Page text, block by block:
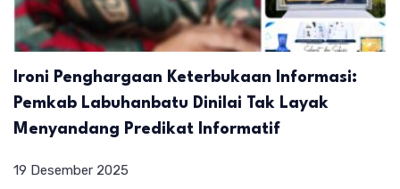
Ironi Penghargaan Keterbukaan Informasi:
Pemkab Labuhanbatu Dinilai Tak Layak
Menyandang Predikat Informatif
19 Desember 2025